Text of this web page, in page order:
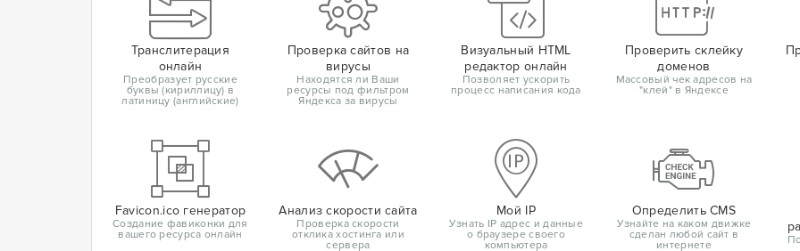
Транслитерация
онлайн
Преобразует русские
буквы (кириллицу) в
латиницу (английские)
Проверка сайтов на
вирусы
Находятся ли Ваши
ресурсы под фильтром
Яндекса за вирусы
Визуальный HTML
редактор онлайн
Позволяет ускорить
процесс написания кода
Проверить склейку
доменов
Массовый чек адресов на
"клей" в Яндексе
Favicon.ico генератор
Создание фавиконки для
вашего ресурса онлайн
Анализ скорости сайта
Проверка скорости
отклика хостинга или
сервера
Мой IP
Узнать IP адрес и данные
о браузере своего
компьютера
Определить CMS
Узнайте на каком движке
сделан любой сайт в
интернете